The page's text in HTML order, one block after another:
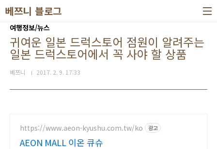
베쯔니 블로그
여행정보/뉴스
귀여운 일본 드럭스토어 점원이 알려주는
일본 드럭스토어에서 꼭 사야 할 상품
베쯔니 2017. 2. 9. 17:33
https://www.aeon-kyushu.com.tw/ko 광고
AEON MALL 이온 큐슈